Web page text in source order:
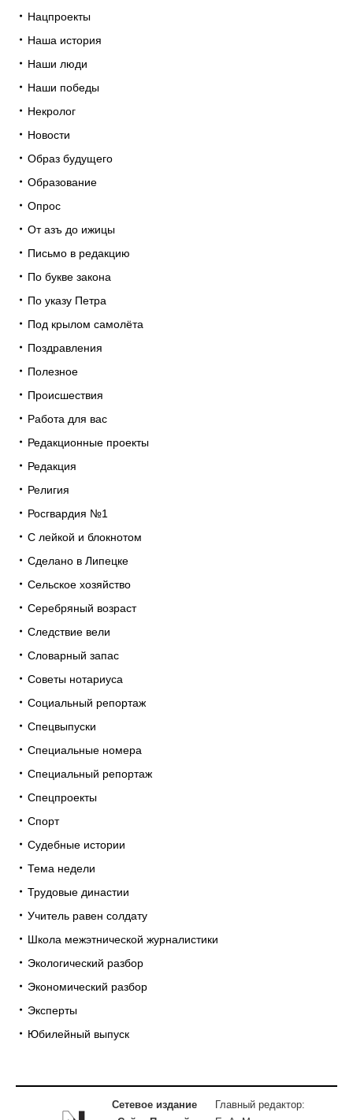
Нацпроекты
Наша история
Наши люди
Наши победы
Некролог
Новости
Образ будущего
Образование
Опрос
От азъ до ижицы
Письмо в редакцию
По букве закона
По указу Петра
Под крылом самолёта
Поздравления
Полезное
Происшествия
Работа для вас
Редакционные проекты
Редакция
Религия
Росгвардия №1
С лейкой и блокнотом
Сделано в Липецке
Сельское хозяйство
Серебряный возраст
Следствие вели
Словарный запас
Советы нотариуса
Социальный репортаж
Спецвыпуски
Специальные номера
Специальный репортаж
Спецпроекты
Спорт
Судебные истории
Тема недели
Трудовые династии
Учитель равен солдату
Школа межэтнической журналистики
Экологический разбор
Экономический разбор
Эксперты
Юбилейный выпуск
Сетевое издание
Главный редактор: